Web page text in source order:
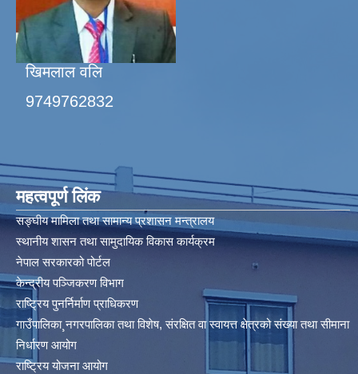
खिमलाल वलि
9749762832
महत्वपूर्ण लिंक
सङ्घीय मामिला तथा सामान्य प्रशासन मन्त्रालय
स्थानीय शासन तथा सामुदायिक विकास कार्यक्रम
नेपाल सरकारको पोर्टल
केन्द्रीय पञ्जिकरण विभाग
राष्ट्रिय पुनर्निर्माण प्राधिकरण
गाउँपालिका¸नगरपालिका तथा विशेष, संरक्षित वा स्वायत्त क्षेत्रको संख्या तथा सीमाना
निर्धारण आयोग​
राष्ट्रिय योजना आयोग